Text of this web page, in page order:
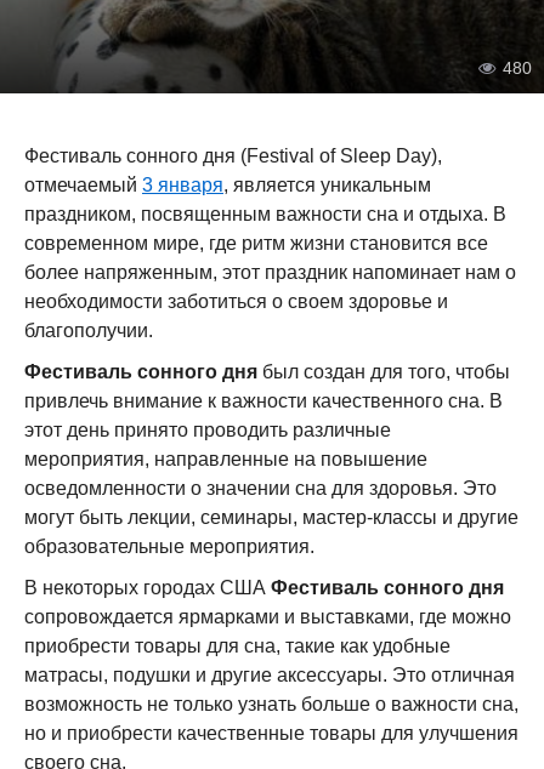
480
Фестиваль сонного дня (Festival of Sleep Day),
отмечаемый 3 января, является уникальным
праздником, посвященным важности сна и отдыха. В
современном мире, где ритм жизни становится все
более напряженным, этот праздник напоминает нам о
необходимости заботиться о своем здоровье и
благополучии.
Фестиваль сонного дня был создан для того, чтобы
привлечь внимание к важности качественного сна. В
этот день принято проводить различные
мероприятия, направленные на повышение
осведомленности о значении сна для здоровья. Это
могут быть лекции, семинары, мастер-классы и другие
образовательные мероприятия.
В некоторых городах США Фестиваль сонного дня
сопровождается ярмарками и выставками, где можно
приобрести товары для сна, такие как удобные
матрасы, подушки и другие аксессуары. Это отличная
возможность не только узнать больше о важности сна,
но и приобрести качественные товары для улучшения
своего сна.